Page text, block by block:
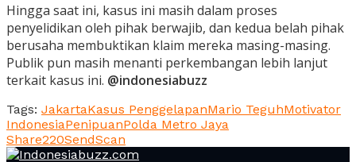
Hingga saat ini, kasus ini masih dalam proses
penyelidikan oleh pihak berwajib, dan kedua belah pihak
berusaha membuktikan klaim mereka masing-masing.
Publik pun masih menanti perkembangan lebih lanjut
terkait kasus ini. @indonesiabuzz
Tags: JakartaKasus PenggelapanMario TeguhMotivator
IndonesiaPenipuanPolda Metro Jaya
Share220SendScan